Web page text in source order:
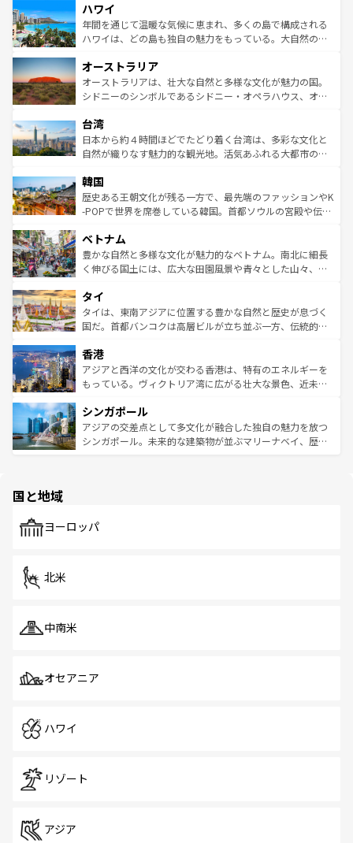
ば市内交通費無料で観光を楽しむこともできる。 なお、新
着のスイス情報はコンテンツ一覧 を参照してほしい。
のような巨大都市は、観光、ショッピング、エンターテイ
ンメントが詰まった刺激的なスポットだ。一方、アメリカ
西部には大自然が広がり、グランドキャニオンやイエロー
部のニューオーリンズでは、音楽と美食が融合した独特の
文化が魅力。旅行者はアメリカの各地域で異なる魅力を楽
しみながら、その多様性と豊かな歴史を感じることができ
ならではの贅沢な旅のスタイルだ。 なお、新着のアメリカ
情報はコンテンツ一覧を参照してほしい。
ハワイ
年間を通じて温暖な気候に恵まれ、多くの島で構成される
ハワイは、どの島も独自の魅力をもっている。大自然の神
ワイ島は見逃せない。また、定番の観光地といえばオアフ
島だが、静かな自然を求めるならマウイ島やカウアイ島が
おすすめ。エメラルドグリーンに輝く海をはじめ、豊かな
れるおもてなしの心で訪れる人々を迎えてくれるハワイの
人々、おいしいローカルフードやハワイアンミュージッ
ク、伝統的なフラダンスなど、すべてがハワイの魅力を彩
ワイを、存分に味わってほしい。 なお、新着のハワイ情報
はコンテンツ一覧を参照してほしい。
オーストラリア
オーストラリアは、壮大な自然と多様な文化が魅力の国。
シドニーのシンボルであるシドニー・オペラハウス、オー
リアリーフや大陸中央部にそびえるウルル（エアーズロッ
ク）、タスマニアの美しい原生林やケアンズの熱帯雨林な
ど、見どころがたくさん。また、カフェやワイン、オージ
いる。アクティビティも充実しており、サーフィンやダイ
ビング、ハイキングなど、アウトドア好きにはたまらな
い。オーストラリアの多彩な魅力を存分に味わいつくそ
参照してほしい。
台湾
日本から約４時間ほどでたどり着く台湾は、多彩な文化と
自然が織りなす魅力的な観光地。活気あふれる大都市の台
ン）、静ひつな山岳地帯である台湾東部など、都市の喧騒
と山間の静けさが共存しており、訪れる人に新しい発見と
驚きをもたらしてくれる。また、奥深い台湾の食文化も魅
容にもいいと評判のスイーツなど、バラエティ豊かな料理
が味わえる。 なお、新着の台湾情報は コンテンツ一覧を参
照してほしい。
韓国
歴史ある王朝文化が残る一方で、最先端のファッションやK
-POPで世界を席巻している韓国。首都ソウルの宮殿や伝統
き、地方に足を延ばせば四季折々の自然美を楽しむことが
できる。そして、キムチや焼肉、絶品のストリートフード
まで、さまざまな韓国料理が待っている。夜には、韓国な
リティに包まれながら、韓国の多彩な魅力を心ゆくまで味
わってみてほしい。 なお、新着の韓国情報はコンテンツ一
覧を参照してほしい。
ベトナム
豊かな自然と多様な文化が魅力的なベトナム。南北に細長
く伸びる国土には、広大な田園風景や青々とした山々、世
急速な発展と共に伝統が息づく。ハノイの古い町並みやホ
ーチミン市のフランス統治時代の建物も、独特の雰囲気を
醸し出している。また、バラエティの豊かさとおいしさで
とつ。フォーやバインミー、ベトナムコーヒーなどは、ぜ
ひ現地で味わいたい。どの地域を訪れてもあたたかい人々
が旅行者を迎えてくれるので、きっと忘れられない旅にな
参照してほしい。
タイ
タイは、東南アジアに位置する豊かな自然と歴史が息づく
国だ。首都バンコクは高層ビルが立ち並ぶ一方、伝統的な
の活気が交差している。北部ではチェンマイなどの山岳地
帯で自然と触れ合い、南部ではプーケットやクラビの美し
いビーチでリゾート気分を楽しむことができる。タイ料理
激する。気候は一年中温暖で、どの季節にも異なる楽しみ
が待っている。親しみやすいタイの人々、仏教を中心とし
た文化、そして多様な観光資源が、訪れる旅人を魅了し続
香港
アジアと西洋の文化が交わる香港は、特有のエネルギーを
もっている。ヴィクトリア湾に広がる壮大な景色、近未来
み、どこを訪れても感動するはず。観光スポットが密集し
ており、効率よく見どころを回れるのも魅力。息をのむよ
うな絶景から文化的な体験まで、香港を存分に楽しみ尽く
シンガポール
アジアの交差点として多文化が融合した独自の魅力を放つ
シンガポール。未来的な建築物が並ぶマリーナベイ、歴史
で、ホーカーズは地元の風情を楽しめる外せないスポット
国と地域
ヨーロッパ
北米
中南米
オセアニア
ハワイ
リゾート
アジア